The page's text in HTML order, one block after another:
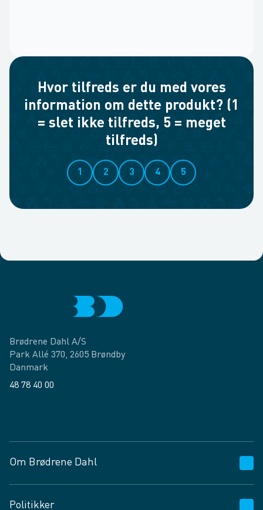
Hvor tilfreds er du med vores
information om dette produkt? (1
= slet ikke tilfreds, 5 = meget
tilfreds)
1 2 3 4 5
Brødrene Dahl A/S
Park Allé 370, 2605 Brøndby
Danmark
48 78 40 00
Om Brødrene Dahl
Politikker